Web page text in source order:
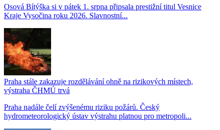
Osová Bítýška si v pátek 1. srpna připsala prestižní titul Vesnice
Kraje Vysočina roku 2026. Slavnostní...
Praha stále zakazuje rozdělávání ohně na rizikových místech,
výstraha ČHMÚ trvá
Praha nadále čelí zvýšenému riziku požárů. Český
hydrometeorologický ústav výstrahu platnou pro metropoli...